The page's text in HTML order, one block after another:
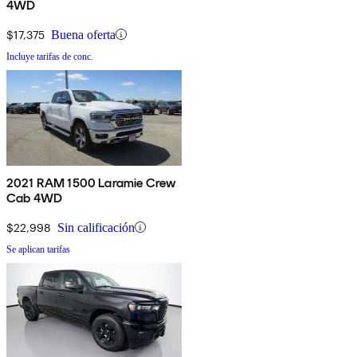
4WD
$17,375 Buena oferta
Incluye tarifas de conc.
2021 RAM 1500 Laramie Crew
Cab 4WD
$22,998 Sin calificación
Se aplican tarifas